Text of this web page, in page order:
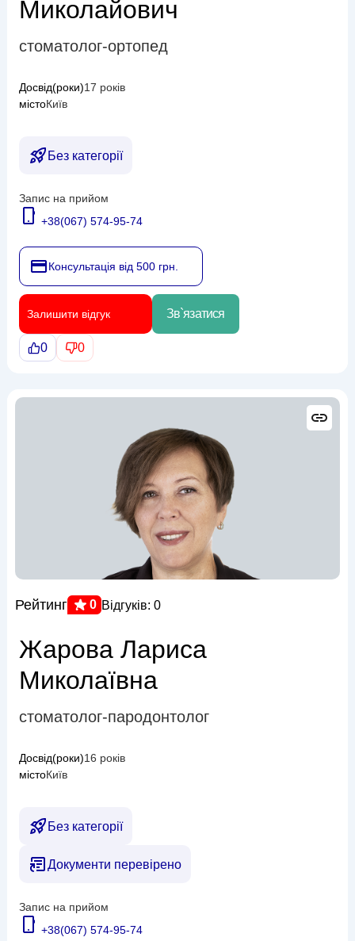
Миколайович
стоматолог-ортопед
Досвід(роки)17 років
містоКиїв
Без категорії
Запис на прийом
+38(067) 574-95-74
Консультація від 500 грн.
Залишити відгук Зв`язатися
0 0
Рейтинг 0 Відгуків: 0
Жарова Лариса
Миколаївна
стоматолог-пародонтолог
Досвід(роки)16 років
містоКиїв
Без категорії
Документи перевірено
Запис на прийом
+38(067) 574-95-74